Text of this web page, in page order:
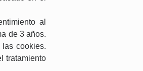
al
de 3 años.
cookies.
tratamiento